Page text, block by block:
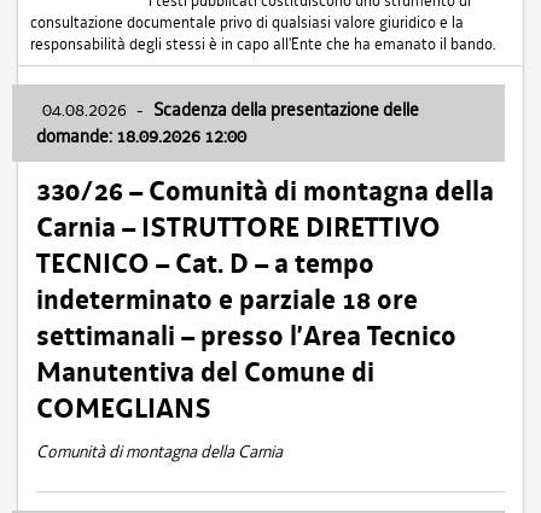
consultazione documentale privo di qualsiasi valore giuridico e la
responsabilità degli stessi è in capo all'Ente che ha emanato il bando.
04.08.2026 - Scadenza della presentazione delle
domande: 18.09.2026 12:00
330/26 – Comunità di montagna della
Carnia – ISTRUTTORE DIRETTIVO
TECNICO – Cat. D – a tempo
indeterminato e parziale 18 ore
settimanali – presso l’Area Tecnico
Manutentiva del Comune di
COMEGLIANS
Comunità di montagna della Carnia